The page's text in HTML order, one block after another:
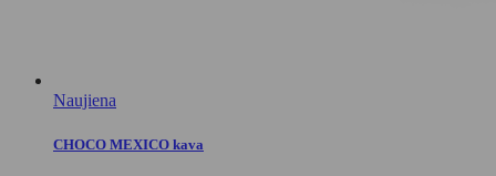
Naujiena
CHOCO MEXICO kava